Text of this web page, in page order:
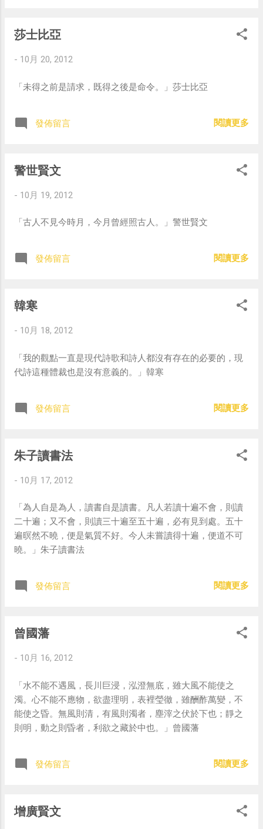
莎士比亞
- 10月 20, 2012
「未得之前是請求，既得之後是命令。」莎士比亞
發佈留言 閱讀更多
警世賢文
- 10月 19, 2012
「古人不見今時月，今月曾經照古人。」警世賢文
發佈留言 閱讀更多
韓寒
- 10月 18, 2012
「我的觀點一直是現代詩歌和詩人都沒有存在的必要的，現
代詩這種體裁也是沒有意義的。」韓寒
發佈留言 閱讀更多
朱子讀書法
- 10月 17, 2012
「為人自是為人，讀書自是讀書。凡人若讀十遍不會，則讀
二十遍；又不會，則讀三十遍至五十遍，必有見到處。五十
遍暝然不曉，便是氣質不好。今人未嘗讀得十遍，便道不可
曉。」朱子讀書法
發佈留言 閱讀更多
曾國藩
- 10月 16, 2012
「水不能不遇風，長川巨浸，泓澄無底，雖大風不能使之
濁。心不能不應物，欲盡理明，表裡瑩徹，雖酬酢萬變，不
能使之昏。無風則清，有風則濁者，塵滓之伏於下也；靜之
則明，動之則昏者，利欲之藏於中也。」曾國藩
發佈留言 閱讀更多
增廣賢文